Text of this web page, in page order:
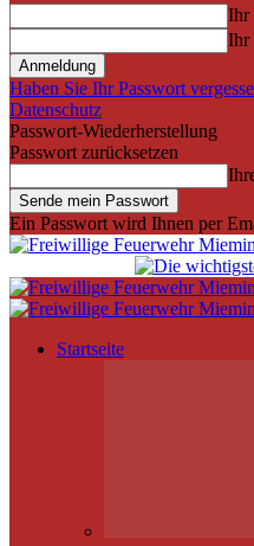
Ihr
Ihr
Haben Sie Ihr Passwort
Datenschutz
Passwort-Wiederherstellung
Passwort zurücksetzen
Ein Passwort wird Ihnen per
Startseite